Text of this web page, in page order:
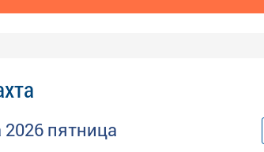
2026 пятница